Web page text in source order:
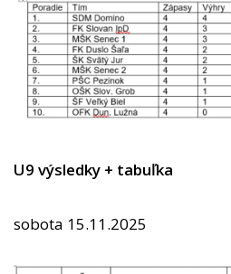
U9 výsledky + tabuľka
sobota 15.11.2025